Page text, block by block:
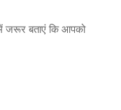
बताएं कि आपको